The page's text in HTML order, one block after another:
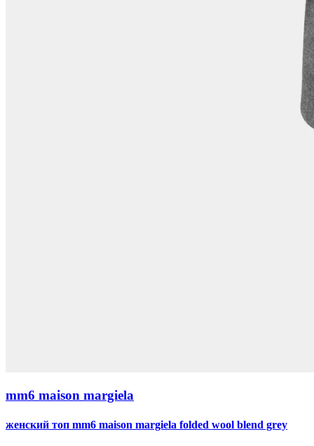
mm6 maison margiela
женский топ mm6 maison margiela folded wool blend grey